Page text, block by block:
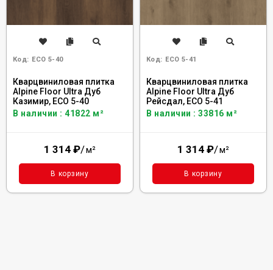
Код: ECO 5-40
Кварцвиниловая плитка
Alpine Floor Ultra Дуб
Казимир, ЕСО 5-40
В наличии : 41822 м²
1 314 ₽/м²
В корзину
Код: ECO 5-41
Кварцвиниловая плитка
Alpine Floor Ultra Дуб
Рейсдал, ЕСО 5-41
В наличии : 33816 м²
1 314 ₽/м²
В корзину